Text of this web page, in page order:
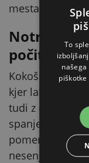
mesta.
Notranja
počitek
Kokoši imajo v
kjer lahko
tudi z dvema
spanje na
pomeni manj
nesenja.
To